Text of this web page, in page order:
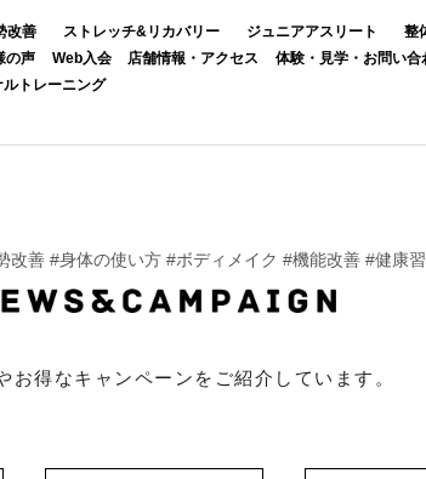
改善 ストレッチ&リカバリー ジュニアアスリート 整
の声 Web入会 店舗情報・アクセス 体験・見学・お問い合
トレーニング
善 #身体の使い方 #ボディメイク #機能改善 #健康
お得なキャンペーンをご紹介しています。